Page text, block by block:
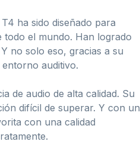
ha sido diseñado para
todo el mundo. Han logrado
no solo eso, gracias a su
auditivo.
de audio de alta calidad. Su
difícil de superar. Y con un
con una calidad